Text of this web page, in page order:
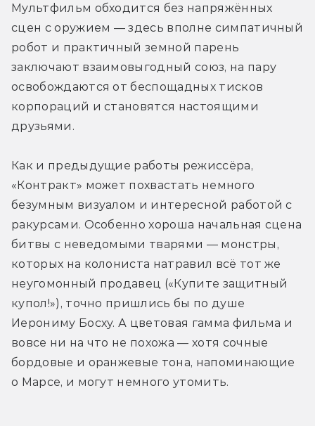
Мультфильм обходится без напряжённых
сцен с оружием — здесь вполне симпатичный
робот и практичный земной парень
заключают взаимовыгодный союз, на пару
освобождаются от беспощадных тисков
корпораций и становятся настоящими
друзьями.
Как и предыдущие работы режиссёра,
«Контракт» может похвастать немного
безумным визуалом и интересной работой с
ракурсами. Особенно хороша начальная сцена
битвы с неведомыми тварями — монстры,
которых на колониста натравил всё тот же
неугомонный продавец («Купите защитный
купол!»), точно пришлись бы по душе
Иерониму Босху. А цветовая гамма фильма и
вовсе ни на что не похожа — хотя сочные
бордовые и оранжевые тона, напоминающие
о Марсе, и могут немного утомить.